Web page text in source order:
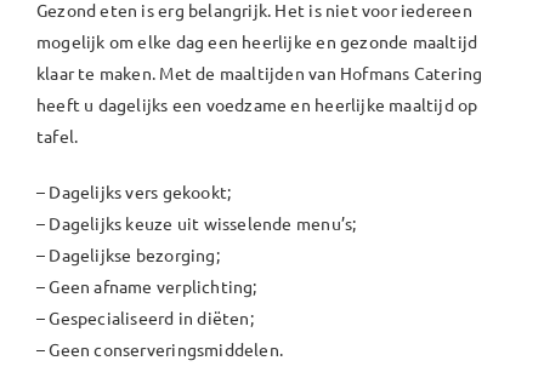
Gezond eten is erg belangrijk. Het is niet voor iedereen
mogelijk om elke dag een heerlijke en gezonde maaltijd
klaar te maken. Met de maaltijden van Hofmans Catering
heeft u dagelijks een voedzame en heerlijke maaltijd op
tafel.
– Dagelijks vers gekookt;
– Dagelijks keuze uit wisselende menu’s;
– Dagelijkse bezorging;
– Geen afname verplichting;
– Gespecialiseerd in diëten;
– Geen conserveringsmiddelen.